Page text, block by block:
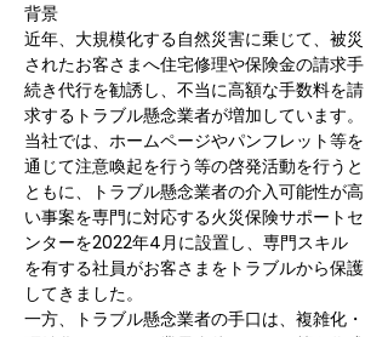
背景
近年、大規模化する自然災害に乗じて、被災
されたお客さまへ住宅修理や保険金の請求手
続き代行を勧誘し、不当に高額な手数料を請
求するトラブル懸念業者が増加しています。
当社では、ホームページやパンフレット等を
通じて注意喚起を行う等の啓発活動を行うと
ともに、トラブル懸念業者の介入可能性が高
い事案を専門に対応する火災保険サポートセ
ンターを2022年4月に設置し、専門スキル
を有する社員がお客さまをトラブルから保護
してきました。
一方、トラブル懸念業者の手口は、複雑化・